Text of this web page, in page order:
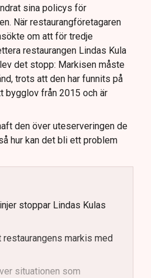
sina policys för
När restaurangföretagaren
om att för tredje
restaurangen Lindas Kula
det stopp: Markisen måste
trots att den har funnits på
bygglov från 2015 och är
den över uteserveringen de
hur kan det bli ett problem
stoppar Lindas Kulas
restaurangens markis med
situationen som